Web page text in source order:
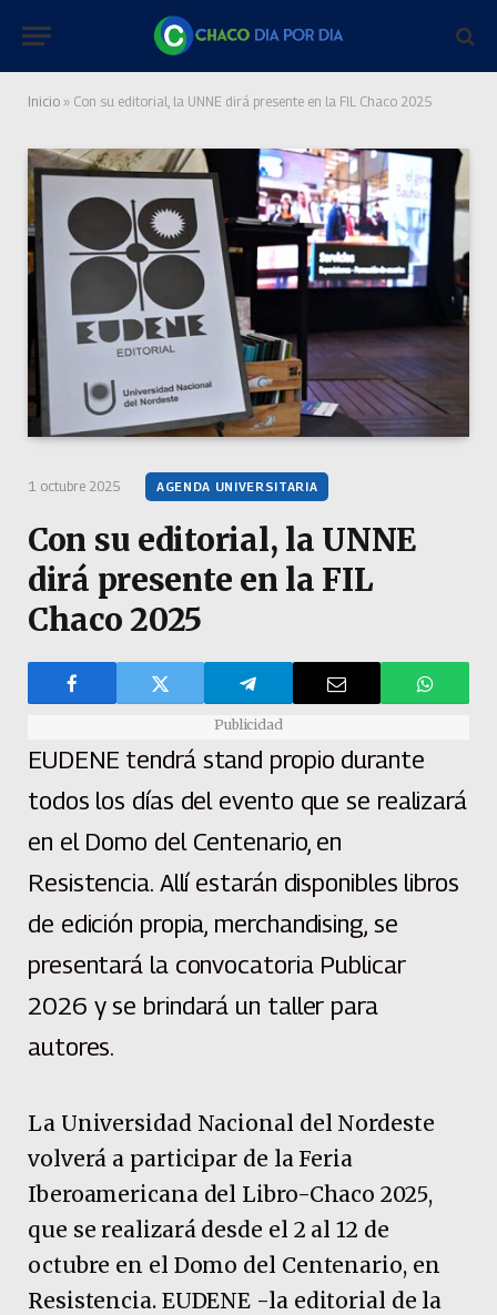
Inicio » Con su editorial, la UNNE dirá presente en la FIL Chaco 2025
1 octubre 2025 AGENDA UNIVERSITARIA
Con su editorial, la UNNE
dirá presente en la FIL
Chaco 2025
Publicidad
EUDENE tendrá stand propio durante
todos los días del evento que se realizará
en el Domo del Centenario, en
Resistencia. Allí estarán disponibles libros
de edición propia, merchandising, se
presentará la convocatoria Publicar
2026 y se brindará un taller para
autores.
La Universidad Nacional del Nordeste
volverá a participar de la Feria
Iberoamericana del Libro-Chaco 2025,
que se realizará desde el 2 al 12 de
octubre en el Domo del Centenario, en
Resistencia. EUDENE -la editorial de la